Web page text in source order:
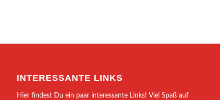
INTERESSANTE LINKS
Hier findest Du ein paar interessante Links! Viel Spaß auf